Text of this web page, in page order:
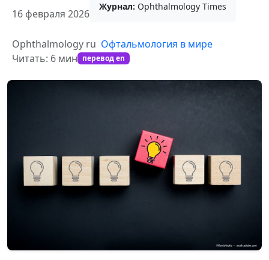
16 февраля 2026
Журнал: Ophthalmology Times
Ophthalmology ru Офтальмология в мире
Читать: 6 мин перевод en